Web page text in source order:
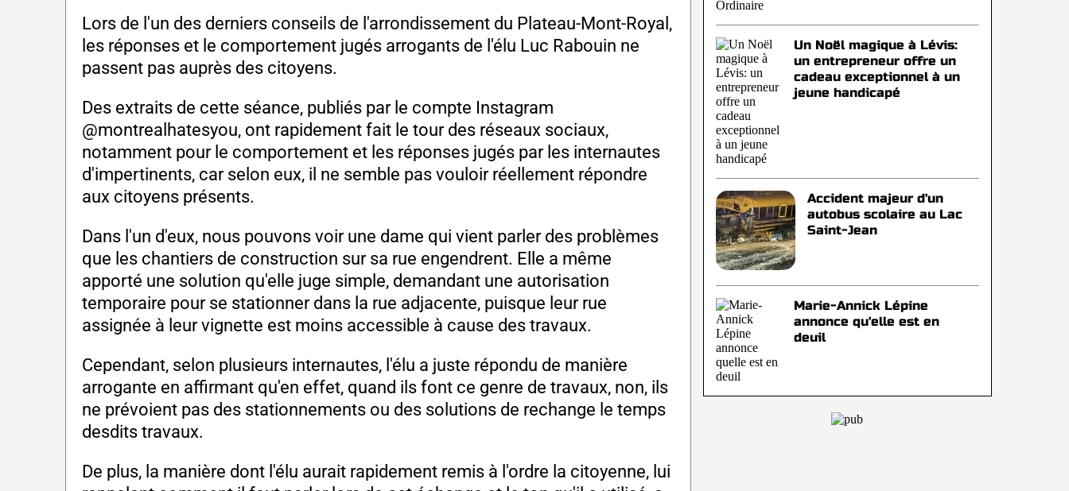
Lors de l'un des derniers conseils de l'arrondissement du Plateau-Mont-Royal,
les réponses et le comportement jugés arrogants de l'élu Luc Rabouin ne
passent pas auprès des citoyens.
Des extraits de cette séance, publiés par le compte Instagram
@montrealhatesyou, ont rapidement fait le tour des réseaux sociaux,
notamment pour le comportement et les réponses jugés par les internautes
d'impertinents, car selon eux, il ne semble pas vouloir réellement répondre
aux citoyens présents.
Dans l'un d'eux, nous pouvons voir une dame qui vient parler des problèmes
que les chantiers de construction sur sa rue engendrent. Elle a même
apporté une solution qu'elle juge simple, demandant une autorisation
temporaire pour se stationner dans la rue adjacente, puisque leur rue
assignée à leur vignette est moins accessible à cause des travaux.
Cependant, selon plusieurs internautes, l'élu a juste répondu de manière
arrogante en affirmant qu'en effet, quand ils font ce genre de travaux, non, ils
ne prévoient pas des stationnements ou des solutions de rechange le temps
desdits travaux.
De plus, la manière dont l'élu aurait rapidement remis à l'ordre la citoyenne, lui
Un Noël magique à Lévis:
un entrepreneur offre un
cadeau exceptionnel à un
jeune handicapé
Accident majeur d'un
autobus scolaire au Lac
Saint-Jean
Marie-Annick Lépine
annonce qu'elle est en
deuil